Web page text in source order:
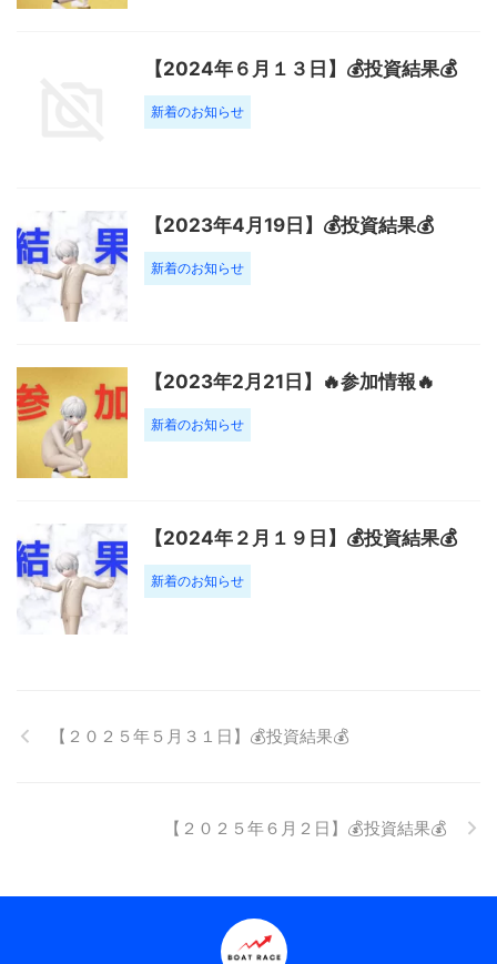
【2024年６月１３日】💰投資結果💰
新着のお知らせ
【2023年4月19日】💰投資結果💰
新着のお知らせ
【2023年2月21日】🔥参加情報🔥
新着のお知らせ
【2024年２月１９日】💰投資結果💰
新着のお知らせ
【２０２５年５月３１日】💰投資結果💰
【２０２５年６月２日】💰投資結果💰